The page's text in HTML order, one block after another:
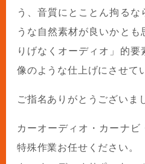
う、音質にとことん拘るな
うな自然素材が良いかとも
りげなくオーディオ」的
像のような仕上げにさせて
ご指名ありがとうございま
カーオーディオ・カーナ
特殊作業お任せください。